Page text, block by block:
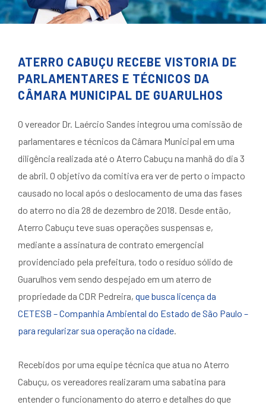
ATERRO CABUÇU RECEBE VISTORIA DE
PARLAMENTARES E TÉCNICOS DA
CÂMARA MUNICIPAL DE GUARULHOS
O vereador Dr. Laércio Sandes integrou uma comissão de
parlamentares e técnicos da Câmara Municipal em uma
diligência realizada até o Aterro Cabuçu na manhã do dia 3
de abril. O objetivo da comitiva era ver de perto o impacto
causado no local após o deslocamento de uma das fases
do aterro no dia 28 de dezembro de 2018. Desde então,
Aterro Cabuçu teve suas operações suspensas e,
mediante a assinatura de contrato emergencial
providenciado pela prefeitura, todo o resíduo sólido de
Guarulhos vem sendo despejado em um aterro de
propriedade da CDR Pedreira, que busca licença da
CETESB – Companhia Ambiental do Estado de São Paulo –
para regularizar sua operação na cidade.
Recebidos por uma equipe técnica que atua no Aterro
Cabuçu, os vereadores realizaram uma sabatina para
entender o funcionamento do aterro e detalhes do que